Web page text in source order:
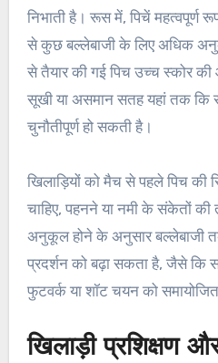
निभाती है। रूस में, पिचें महत्वपूर्ण
से कुछ बल्लेबाजी के लिए अधिक
से तैयार की गई पिच उच्च स्कोर
सूखी या असमान सतह यहां तक कि
चुनौतीपूर्ण हो सकती है।
खिलाड़ियों को मैच से पहले पिच
चाहिए, पहनने या नमी के संकेतों
अनुकूल होने के अनुसार बल्लेबाजी
प्रदर्शन को बढ़ा सकता है, जैसे कि
फुटवर्क या शॉट चयन को
खिलाड़ी प्रशिक्षण